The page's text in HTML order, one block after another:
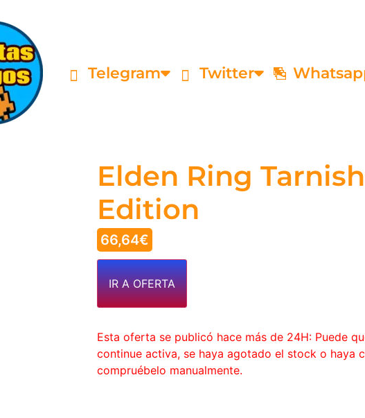
Telegram Twitter
Elden Ring
Edition
66,64€
IR A OFERTA
Esta oferta se publicó hace más de 24H: Puede
continue activa, se haya agotado el stock o haya
compruébelo manualmente.